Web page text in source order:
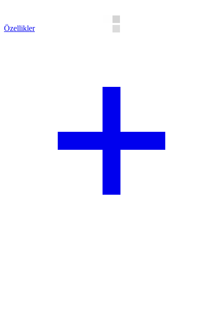
Özellikler